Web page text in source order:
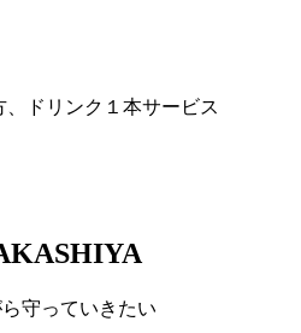
、ドリンク１本サービス
守っていきたい